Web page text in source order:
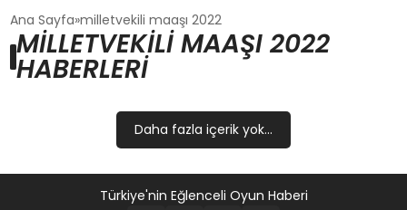
GÜNCEL
OYUN HABERLERI
EĞITIM
Ana Sayfa milletvekili maaşı 2022
MILLETVEKILI MAAŞI 2022
HABERLERI
Daha fazla içerik yok...
Türkiye'nin Eğlenceli Oyun Haberi